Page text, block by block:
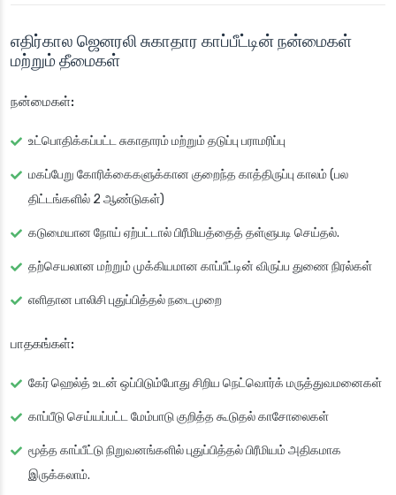
எதிர்கால ஜெனரலி சுகாதார காப்பீட்டின் நன்மைகள்
மற்றும் தீமைகள்
நன்மைகள்:
உட்பொதிக்கப்பட்ட சுகாதாரம் மற்றும் தடுப்பு பராமரிப்பு
மகப்பேறு கோரிக்கைகளுக்கான குறைந்த காத்திருப்பு காலம் (பல
திட்டங்களில் 2 ஆண்டுகள்)
கடுமையான நோய் ஏற்பட்டால் பிரீமியத்தைத் தள்ளுபடி செய்தல்.
தற்செயலான மற்றும் முக்கியமான காப்பீட்டின் விருப்ப துணை நிரல்கள்
எளிதான பாலிசி புதுப்பித்தல் நடைமுறை
பாதகங்கள்:
கேர் ஹெல்த் உடன் ஒப்பிடும்போது சிறிய நெட்வொர்க் மருத்துவமனைகள்
காப்பீடு செய்யப்பட்ட மேம்பாடு குறித்த கூடுதல் காசோலைகள்
மூத்த காப்பீட்டு நிறுவனங்களில் புதுப்பித்தல் பிரீமியம் அதிகமாக
இருக்கலாம்.